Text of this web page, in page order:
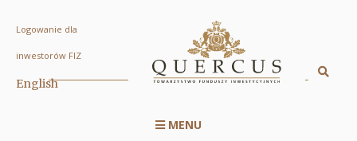
Na
rynki
obligacji
Logowanie dla
inwestorów FIZ
English
MENU